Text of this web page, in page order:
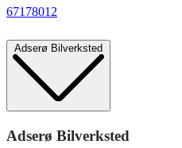
67178012
Adserø Bilverksted
Adserø Bilverksted